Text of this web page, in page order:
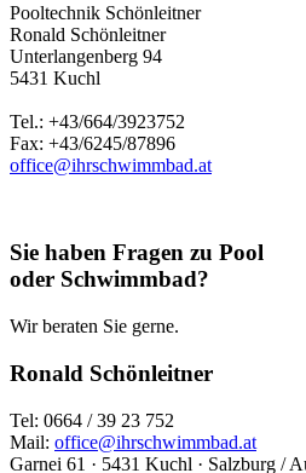
Pooltechnik Schönleitner
Ronald Schönleitner
Unterlangenberg 94
5431 Kuchl
Tel.: +43/664/3923752
Fax: +43/6245/87896
office@ihrschwimmbad.at
Sie haben Fragen zu Pool
oder Schwimmbad?
Wir beraten Sie gerne.
Ronald Schönleitner
Tel: 0664 / 39 23 752
Mail: office@ihrschwimmbad.at
Garnei 61 · 5431 Kuchl · Salzburg /